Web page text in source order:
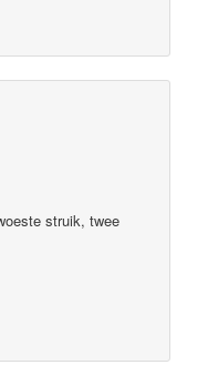
struik, twee